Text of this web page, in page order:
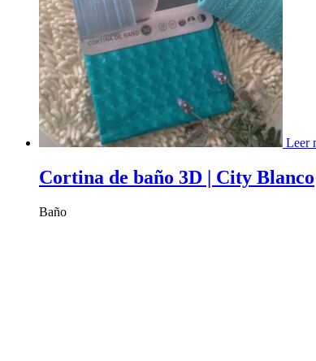
Leer
Cortina de baño 3D | City Blanco
Baño